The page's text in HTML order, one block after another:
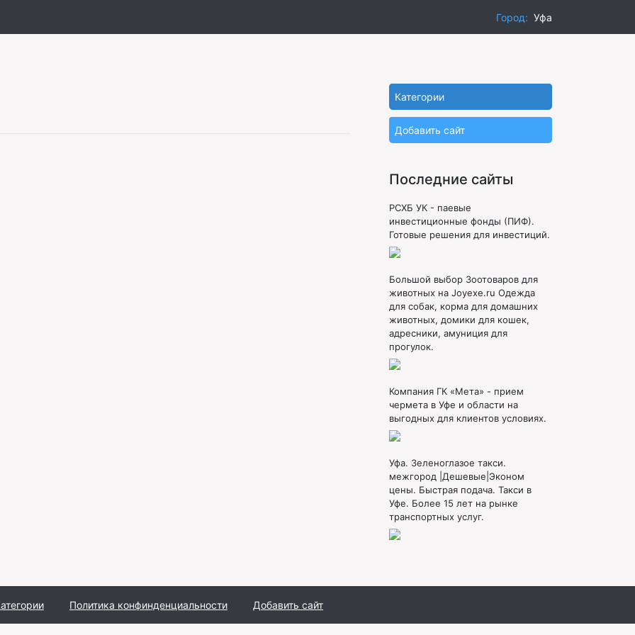
Город: Уфа
Категории
Добавить сайт
Последние сайты
РСХБ УК - паевые
инвестиционные фонды (ПИФ).
Готовые решения для инвестиций.
Большой выбор Зоотоваров для
животных на Joyexe.ru Одежда
для собак, корма для домашних
животных, домики для кошек,
адресники, амуниция для
прогулок.
Компания ГК «Мета» - прием
чермета в Уфе и области на
выгодных для клиентов условиях.
Уфа. Зеленоглазое такси.
межгород |Дешевые|Эконом
цены. Быстрая подача. Такси в
Уфе. Более 15 лет на рынке
транспортных услуг.
Политика конфинденциальности Добавить сайт